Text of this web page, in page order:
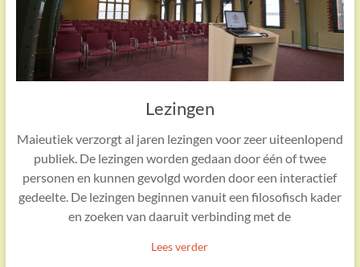
Lezingen
Maieutiek verzorgt al jaren lezingen voor zeer uiteenlopend
publiek. De lezingen worden gedaan door één of twee
personen en kunnen gevolgd worden door een interactief
gedeelte. De lezingen beginnen vanuit een filosofisch kader
en zoeken van daaruit verbinding met de
Lees verder